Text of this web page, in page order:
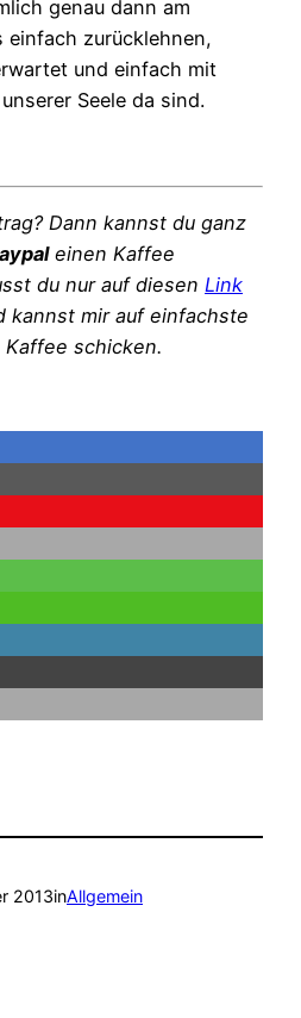
genau dann am
zurücklehnen,
und einfach mit
Seele da sind.
Dann kannst du ganz
einen Kaffee
du nur auf diesen Link
kannst mir auf einfachste
Kaffee schicken.
2013inAllgemein